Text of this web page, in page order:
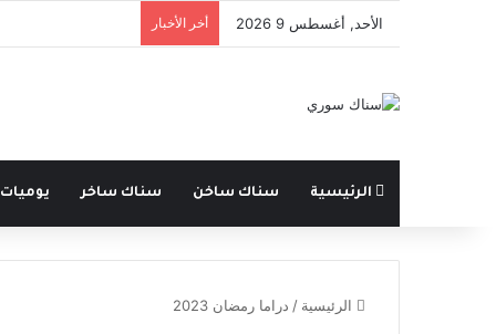
الأحد, أغسطس 9 2026 أخر الأخبار
الرئيسية سناك ساخن سناك ساخر
الرئيسية / دراما رمضان 2023